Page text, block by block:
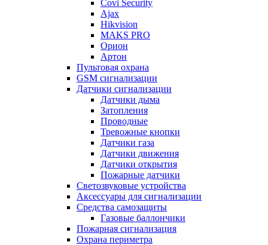
Covi Security
Ajax
Hikvision
MAKS PRO
Орион
Артон
Пультовая охрана
GSM сигнализации
Датчики сигнализации
Датчики дыма
Затопления
Проводные
Тревожные кнопки
Датчики газа
Датчики движения
Датчики открытия
Пожарные датчики
Светозвуковые устройства
Аксессуары для сигнализации
Средства самозащиты
Газовые баллончики
Пожарная сигнализация
Охрана периметра